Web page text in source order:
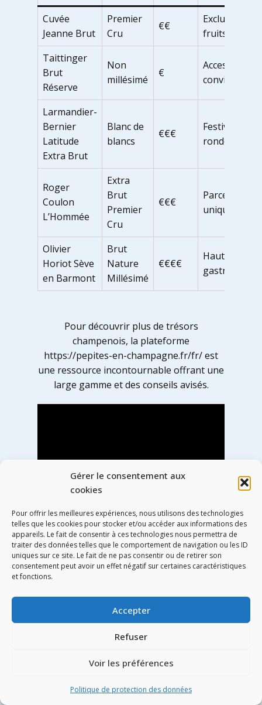
Gérer le consentement aux
cookies
Pour offrir les meilleures expériences, nous utilisons des technologies
telles que les cookies pour stocker et/ou accéder aux informations des
appareils. Le fait de consentir à ces technologies nous permettra de
traiter des données telles que le comportement de navigation ou les ID
uniques sur ce site. Le fait de ne pas consentir ou de retirer son
consentement peut avoir un effet négatif sur certaines caractéristiques
et fonctions.
Accepter
Refuser
Voir les préférences
Politique de protection des données
Cuvée
Jeanne Brut
Premier
Cru
€€
Exclusivité,
fruits blancs
Taittinger
Brut
Réserve
Non
millésimé
€
Accessible,
convivial
Larmandier-
Bernier
Latitude
Extra Brut
Blanc de
blancs
€€€
Festive,
rondeur
Roger
Coulon
L’Hommée
Extra
Brut
Premier
Cru
€€€
Parcelle
unique
Olivier
Horiot Sève
en Barmont
Brut
Nature
Millésimé
€€€€
Haute
gastronomie
Pour découvrir plus de trésors
champenois, la plateforme
https://pepites-en-champagne.fr/fr/ est
une ressource incontournable offrant une
large gamme et des conseils avisés.